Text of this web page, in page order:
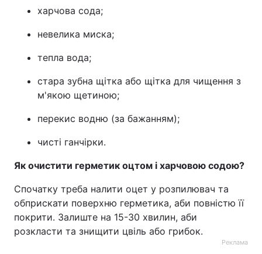
харчова сода;
невелика миска;
тепла вода;
стара зубна щітка або щітка для чищення з
м'якою щетиною;
перекис водню (за бажанням);
чисті ганчірки.
Як очистити герметик оцтом і харчовою содою?
Спочатку треба налити оцет у розпилювач та
обприскати поверхню герметика, аби повністю її
покрити. Залиште на 15-30 хвилин, аби
розкласти та знищити цвіль або грибок.
Реклама